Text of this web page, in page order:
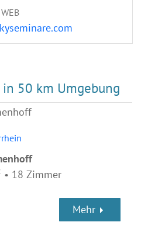
WEB
50 km Umgebung
• 18 Zimmer
Mehr